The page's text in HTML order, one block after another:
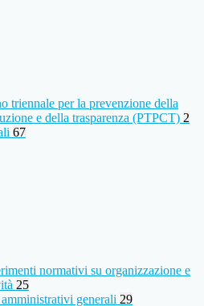
triennale per la prevenzione della
e della trasparenza (PTPCT) 2
67
normativi su organizzazione e
25
generali 29